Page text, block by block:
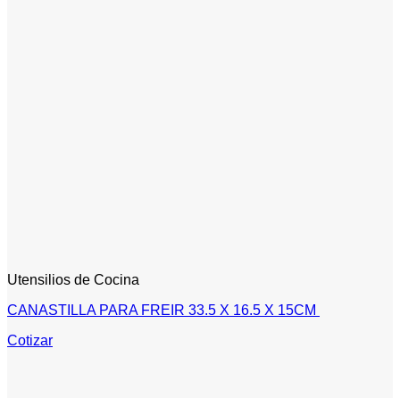
Utensilios de Cocina
CANASTILLA PARA FREIR 33.5 X 16.5 X 15CM
Cotizar